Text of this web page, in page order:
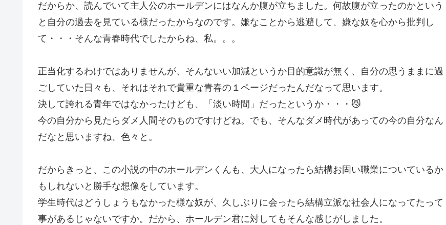
だからか、読んでいて主人公のホールデンにはなんか腹が立ちました。何故腹が立ったのかという
と自分の過去を見ている様だったからなのです。嫌なことから逃避して、嫌な奴を心から批判し
て・・・そんな青春時代でしたからね、私。。。
正当化するわけではありませんが、そんないい加減というか目的意識が無く、自分の思うままに過
ごしていた日々も、それはそれで貴重な青春の１ページだったんだなって思います。
決して誇れる青年ではなかったけども、「淡い時間」だったというか・・・😼
今の自分から見たらダメ人間そのものですけどね。でも、そんなダメ時代があっての今の自分なん
だなと思いますね、色々と。
だからきっと、この小説の中のホールデンくんも、大人になったら結構お固い職業についているか
もしれないと勝手な想像をしています。
学生時代はどうしょうもなかった様な奴が、久しぶりに会ったら結構立派な社会人になってたって
事があるじゃないですか。だから、ホールデン君に対してもそんな感じがしました。